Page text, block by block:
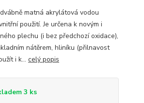
matná akrylátová vodou
použití. Je určena k novým i
plechu (i bez předchozí oxidace),
nátěrem, hliníku (přilnavost
i k... celý popis
3 ks